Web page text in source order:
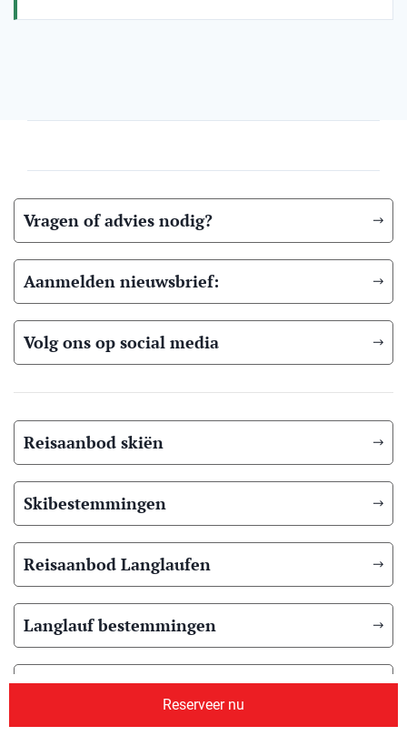
Reserveer nu
Vragen of advies nodig?
Aanmelden nieuwsbrief:
Volg ons op social media
Reisaanbod skiën
Skibestemmingen
Reisaanbod Langlaufen
Langlauf bestemmingen
Reisaanbod zomer